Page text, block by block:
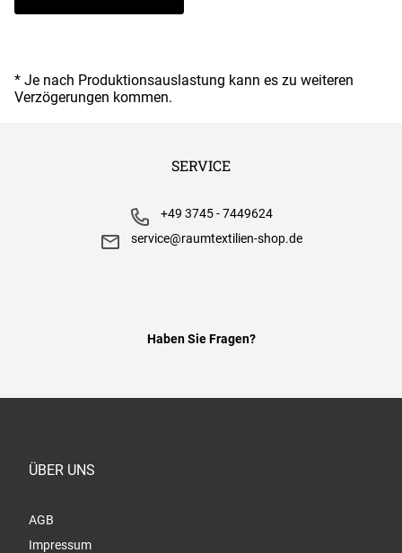
* Je nach Produktionsauslastung kann es zu weiteren
Verzögerungen kommen.
SERVICE
Haben Sie Fragen?
+49 3745 - 7449624
service@raumtextilien-shop.de
ÜBER UNS
AGB
Impressum